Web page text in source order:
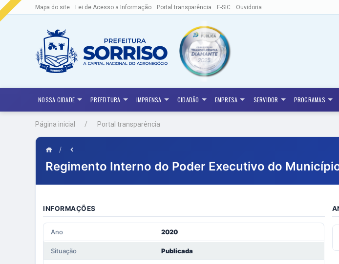
Mapa do site Lei de Acesso a Informação Portal transparência E-SIC Ouvidoria
NOSSA CIDADE PREFEITURA IMPRENSA CIDADÃO EMPRESA SERVIDOR PROGRAMAS
Página inicial Portal transparência
/
Regimento Interno do Poder Executivo do
INFORMAÇÕES
Ano 2020
Situação Publicada